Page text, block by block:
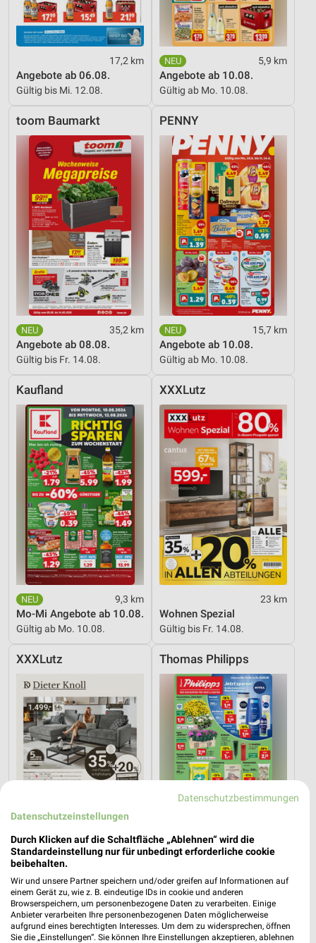
17,2 km
Angebote ab 06.08.
Gültig bis Mi. 12.08.
5,9 km
Angebote ab 10.08.
Gültig ab Mo. 10.08.
toom Baumarkt
35,2 km
Angebote ab 08.08.
Gültig bis Fr. 14.08.
PENNY
15,7 km
Angebote ab 10.08.
Gültig ab Mo. 10.08.
Kaufland
9,3 km
Mo-Mi Angebote ab 10.08.
Gültig ab Mo. 10.08.
XXXLutz
23 km
Wohnen Spezial
Gültig bis Fr. 14.08.
XXXLutz
Dieter Knoll
Gültig bis Fr. 14.08.
Thomas Philipps
Angebote ab 10.08.
Gültig ab Mo. 10.08.
Kaufland XXXLutz
Datenschutzbestimmungen
Datenschutzeinstellungen
Durch Klicken auf die Schaltfläche „Ablehnen“ wird die
Standardeinstellung nur für unbedingt erforderliche cookie
beibehalten.
Wir und unsere Partner speichern und/oder greifen auf Informationen auf
einem Gerät zu, wie z. B. eindeutige IDs in cookie und anderen
Browserspeichern, um personenbezogene Daten zu verarbeiten. Einige
Anbieter verarbeiten Ihre personenbezogenen Daten möglicherweise
aufgrund eines berechtigten Interesses. Um dem zu widersprechen, öffnen
Sie die „Einstellungen“. Sie können Ihre Einstellungen akzeptieren, ablehnen